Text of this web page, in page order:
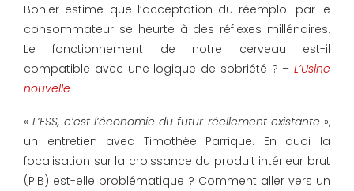
Bohler estime que l’acceptation du réemploi par le
consommateur se heurte à des réflexes millénaires.
Le fonctionnement de notre cerveau est-il
compatible avec une logique de sobriété ? – L’Usine
nouvelle
«L’ESS, c’est l’économie du futur réellement existante »,
un entretien avec Timothée Parrique. En quoi la
focalisation sur la croissance du produit intérieur brut
(PIB) est-elle problématique ? Comment aller vers un